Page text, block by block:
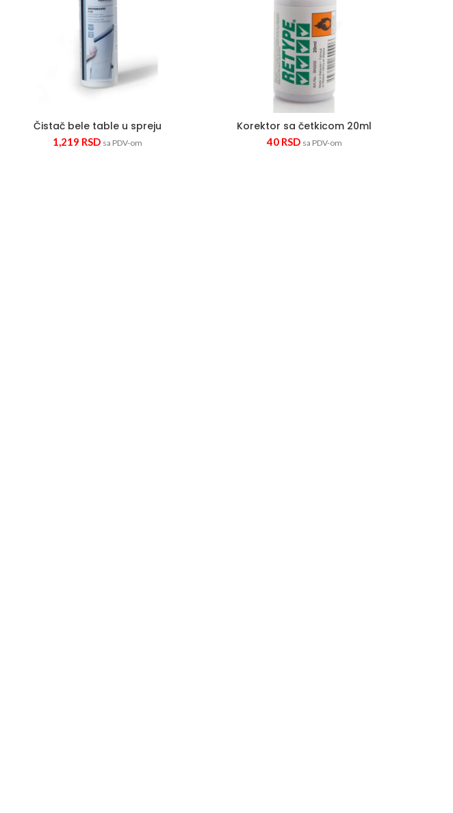
Čistač bele table u spreju
1,219 RSD sa PDV-om
Korektor sa četkicom 20ml
40 RSD sa PDV-om